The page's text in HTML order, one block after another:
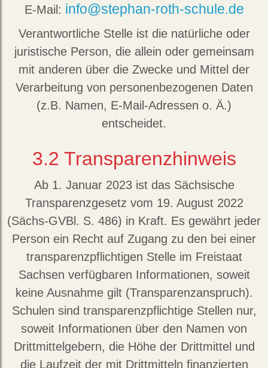
E-Mail: info@stephan-roth-schule.de
Verantwortliche Stelle ist die natürliche oder
juristische Person, die allein oder gemeinsam
mit anderen über die Zwecke und Mittel der
Verarbeitung von personenbezogenen Daten
(z.B. Namen, E-Mail-Adressen o. Ä.)
entscheidet.
3.2 Transparenzhinweis
Ab 1. Januar 2023 ist das Sächsische
Transparenzgesetz vom 19. August 2022
(Sächs-GVBl. S. 486) in Kraft. Es gewährt jeder
Person ein Recht auf Zugang zu den bei einer
transparenzpflichtigen Stelle im Freistaat
Sachsen verfügbaren Informationen, soweit
keine Ausnahme gilt (Transparenzanspruch).
Schulen sind transparenzpflichtige Stellen nur,
soweit Informationen über den Namen von
Drittmittelgebern, die Höhe der Drittmittel und
die Laufzeit der mit Drittmitteln finanzierten